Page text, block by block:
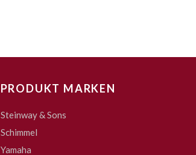
PRODUKT MARKEN
Steinway & Sons
Schimmel
Yamaha